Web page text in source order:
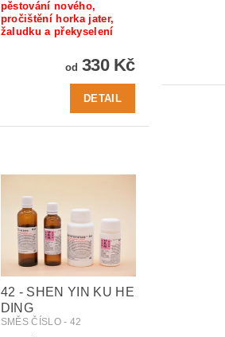
pěstování nového,
pročištění horka jater,
žaludku a překyselení
od 330 Kč
DETAIL
42 - SHEN YIN KU HE
DING
SMĚS ČÍSLO - 42